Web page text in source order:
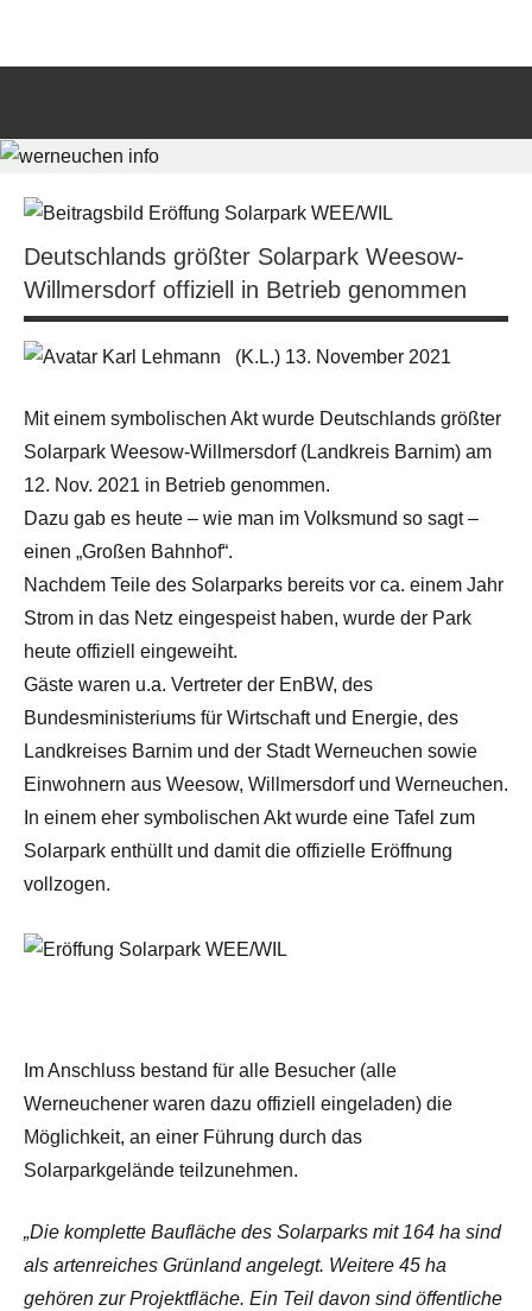
für
Geschehen
und
Werneuchen
Deutschlands größter Solarpark Weesow-
Willmersdorf offiziell in Betrieb genommen
(K.L.) 13. November 2021
Mit einem symbolischen Akt wurde Deutschlands größter
Solarpark Weesow-Willmersdorf (Landkreis Barnim) am
12. Nov. 2021 in Betrieb genommen.
Dazu gab es heute – wie man im Volksmund so sagt –
einen „Großen Bahnhof“.
Nachdem Teile des Solarparks bereits vor ca. einem Jahr
Strom in das Netz eingespeist haben, wurde der Park
heute offiziell eingeweiht.
Gäste waren u.a. Vertreter der EnBW, des
Bundesministeriums für Wirtschaft und Energie, des
Landkreises Barnim und der Stadt Werneuchen sowie
Einwohnern aus Weesow, Willmersdorf und Werneuchen.
In einem eher symbolischen Akt wurde eine Tafel zum
Solarpark enthüllt und damit die offizielle Eröffnung
vollzogen.
Im Anschluss bestand für alle Besucher (alle
Werneuchener waren dazu offiziell eingeladen) die
Möglichkeit, an einer Führung durch das
Solarparkgelände teilzunehmen.
„Die komplette Baufläche des Solarparks mit 164 ha sind
als artenreiches Grünland angelegt. Weitere 45 ha
gehören zur Projektfläche. Ein Teil davon sind öffentliche